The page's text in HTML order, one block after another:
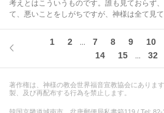
考えとはこういうものです。誰も見ておらず
て、悪いことをしがちですが、神様は全て見
1 2 ... 7 8 9 10
14
15 ... 32
著作権は、神様の教会世界福音宣教協会にありま
製、及び再配布する行為を禁止します。